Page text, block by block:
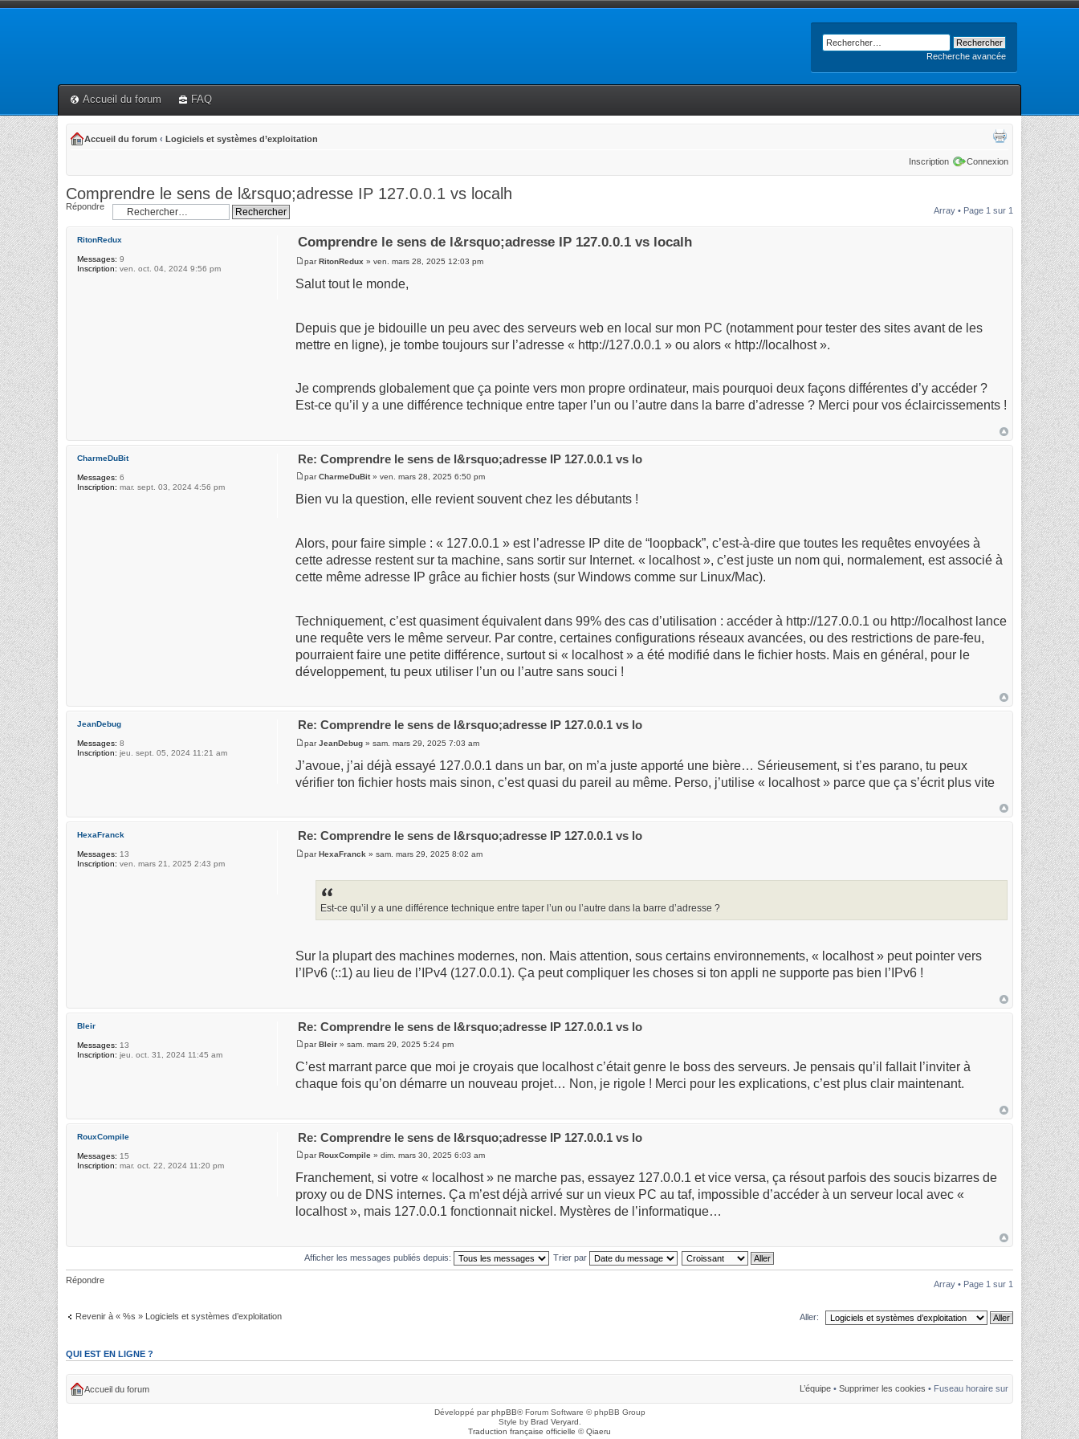
Recherche avancée
Accueil du forum FAQ
Accueil du forum ‹ Logiciels et systèmes d’exploitation
Inscription Connexion
Comprendre le sens de l&rsquo;adresse IP 127.0.0.1 vs localh
Répondre Array • Page 1 sur 1
Comprendre le sens de l&rsquo;adresse IP 127.0.0.1 vs localh
parRitonRedux » ven. mars 28, 2025 12:03 pm
Salut tout le monde,
Depuis que je bidouille un peu avec des serveurs web en local sur mon PC (notamment pour tester des sites avant de les
mettre en ligne), je tombe toujours sur l’adresse « http://127.0.0.1 » ou alors « http://localhost ».
Je comprends globalement que ça pointe vers mon propre ordinateur, mais pourquoi deux façons différentes d’y accéder ?
Est-ce qu’il y a une différence technique entre taper l’un ou l’autre dans la barre d’adresse ? Merci pour vos éclaircissements !
RitonRedux
Messages: 9
Inscription: ven. oct. 04, 2024 9:56 pm
Re: Comprendre le sens de l&rsquo;adresse IP 127.0.0.1 vs lo
parCharmeDuBit» ven. mars 28, 2025 6:50 pm
Bien vu la question, elle revient souvent chez les débutants !
Alors, pour faire simple : « 127.0.0.1 » est l’adresse IP dite de “loopback”, c’est-à-dire que toutes les requêtes envoyées à
cette adresse restent sur ta machine, sans sortir sur Internet. « localhost », c’est juste un nom qui, normalement, est associé à
cette même adresse IP grâce au fichier hosts (sur Windows comme sur Linux/Mac).
Techniquement, c’est quasiment équivalent dans 99% des cas d’utilisation : accéder à http://127.0.0.1 ou http://localhost lance
une requête vers le même serveur. Par contre, certaines configurations réseaux avancées, ou des restrictions de pare-feu,
pourraient faire une petite différence, surtout si « localhost » a été modifié dans le fichier hosts. Mais en général, pour le
développement, tu peux utiliser l’un ou l’autre sans souci !
CharmeDuBit
Messages: 6
Inscription: mar. sept. 03, 2024 4:56 pm
Re: Comprendre le sens de l&rsquo;adresse IP 127.0.0.1 vs lo
parJeanDebug » sam. mars 29, 2025 7:03 am
J’avoue, j’ai déjà essayé 127.0.0.1 dans un bar, on m’a juste apporté une bière… Sérieusement, si t’es parano, tu peux
vérifier ton fichier hosts mais sinon, c’est quasi du pareil au même. Perso, j’utilise « localhost » parce que ça s’écrit plus vite
JeanDebug
Messages: 8
Inscription: jeu. sept. 05, 2024 11:21 am
Re: Comprendre le sens de l&rsquo;adresse IP 127.0.0.1 vs lo
parHexaFranck » sam. mars 29, 2025 8:02 am
Est-ce qu’il y a une différence technique entre taper l’un ou l’autre dans la barre d’adresse ?
Sur la plupart des machines modernes, non. Mais attention, sous certains environnements, « localhost » peut pointer vers
l’IPv6 (::1) au lieu de l’IPv4 (127.0.0.1). Ça peut compliquer les choses si ton appli ne supporte pas bien l’IPv6 !
HexaFranck
Messages: 13
Inscription: ven. mars 21, 2025 2:43 pm
Re: Comprendre le sens de l&rsquo;adresse IP 127.0.0.1 vs lo
parBleir » sam. mars 29, 2025 5:24 pm
C’est marrant parce que moi je croyais que localhost c’était genre le boss des serveurs. Je pensais qu’il fallait l’inviter à
chaque fois qu’on démarre un nouveau projet… Non, je rigole ! Merci pour les explications, c’est plus clair maintenant.
Bleir
Messages: 13
Inscription: jeu. oct. 31, 2024 11:45 am
Re: Comprendre le sens de l&rsquo;adresse IP 127.0.0.1 vs lo
parRouxCompile » dim. mars 30, 2025 6:03 am
Franchement, si votre « localhost » ne marche pas, essayez 127.0.0.1 et vice versa, ça résout parfois des soucis bizarres de
proxy ou de DNS internes. Ça m’est déjà arrivé sur un vieux PC au taf, impossible d’accéder à un serveur local avec «
localhost », mais 127.0.0.1 fonctionnait nickel. Mystères de l’informatique…
RouxCompile
Messages: 15
Inscription: mar. oct. 22, 2024 11:20 pm
Afficher les messages publiés depuis: Trier par
Répondre Array • Page 1 sur 1
Revenir à « %s » Logiciels et systèmes d’exploitation Aller:
QUI EST EN LIGNE ?
Accueil du forum L’équipe • Supprimer les cookies • Fuseau horaire sur
Développé parphpBB® Forum Software © phpBB Group
Style by Brad Veryard.
Traduction française officielle ©Qiaeru